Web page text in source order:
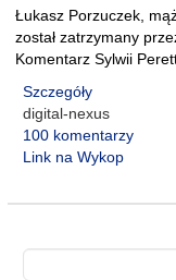
Łukasz Porzuczek,
został zatrzymany
Komentarz Sylwii
Szczegóły
digital-nexus
100 komentarzy
Link na Wykop